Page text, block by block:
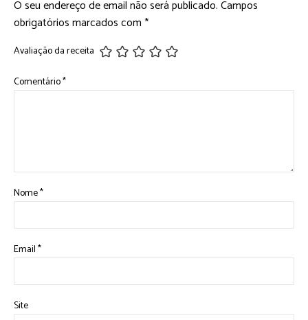
O seu endereço de email não será publicado.Campos
obrigatórios marcados com*
Avaliação da receita
Comentário*
Nome*
Email*
Site